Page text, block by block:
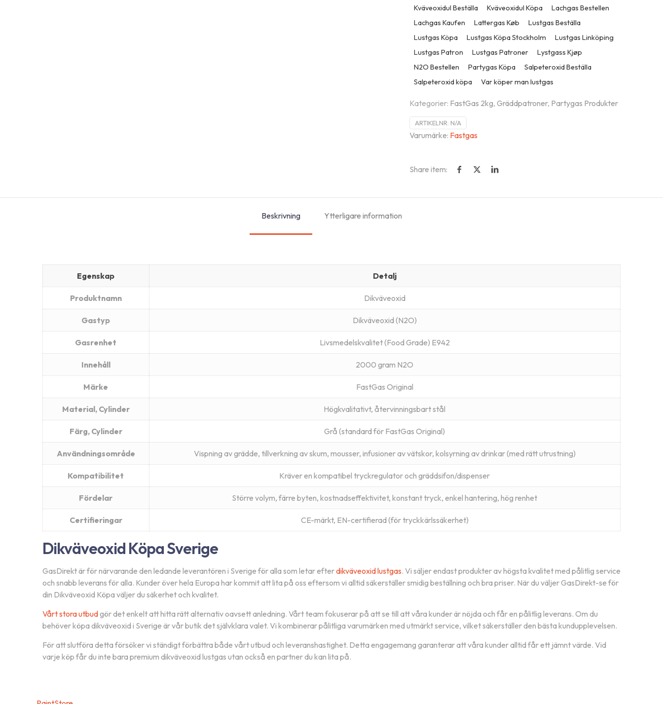
Kväveoxidul Beställa
Kväveoxidul Köpa
Lachgas Bestellen
Lachgas Kaufen
Lattergas Køb
Lustgas Beställa
Lustgas Köpa
Lustgas Köpa Stockholm
Lustgas Linköping
Lustgas Patron
Lustgas Patroner
Lystgass Kjøp
N2O Bestellen
Partygas Köpa
Salpeteroxid Beställa
Salpeteroxid köpa
Var köper man lustgas
Kategorier: FastGas 2kg,Gräddpatroner, Partygas Produkter
ARTIKELNR: N/A
Varumärke: Fastgas
Share item:
Beskrivning Ytterligare information
Egenskap Detalj
Produktnamn Dikväveoxid
Gastyp Dikväveoxid (N2O)
Gasrenhet Livsmedelskvalitet (Food Grade) E942
Innehåll 2000 gram N2O
Märke FastGas Original
Material, Cylinder Högkvalitativt, återvinningsbart stål
Färg, Cylinder Grå (standard för FastGas Original)
Användningsområde Vispning av grädde, tillverkning av skum, mousser, infusioner av vätskor, kolsyrning av drinkar (med rätt utrustning)
Kompatibilitet Kräver en kompatibel tryckregulator och gräddsifon/dispenser
Fördelar Större volym, färre byten, kostnadseffektivitet, konstant tryck, enkel hantering, hög renhet
Certifieringar CE-märkt, EN-certifierad (för tryckkärlssäkerhet)
Dikväveoxid Köpa Sverige
GasDirekt är för närvarande den ledande leverantören i Sverige för alla som letar efterdikväveoxid lustgas. Vi säljer endast produkter av högsta kvalitet med pålitlig service
och snabb leverans för alla. Kunder över hela Europa har kommit att lita på oss eftersom vi alltid säkerställer smidig beställning och bra priser. När du väljer GasDirekt-se för
din Dikväveoxid Köpa väljer du säkerhet och kvalitet.
Vårt stora utbudgör det enkelt att hitta rätt alternativ oavsett anledning. Vårt team fokuserar på att se till att våra kunder är nöjda och får en pålitlig leverans. Om du
behöver köpa dikväveoxid i Sverige är vår butik det självklara valet. Vi kombinerar pålitliga varumärken med utmärkt service, vilket säkerställer den bästa kundupplevelsen.
För att slutföra detta försöker vi ständigt förbättra både vårt utbud och leveranshastighet. Detta engagemang garanterar att våra kunder alltid får ett jämnt värde. Vid
varje köp får du inte bara premium dikväveoxid lustgas utan också en partner du kan lita på.
Prenumerera på vårt
nyhetsbrev!
Anmäl dig på vår webbplats och få de senastenyheterna om nya
produkter, exklusiva rabatter och specialerbjudanden